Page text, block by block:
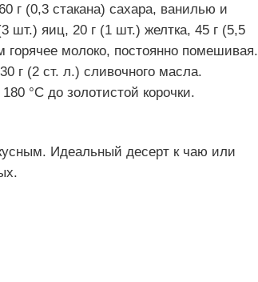
г (0,3 стакана) сахара, ванилью и
шт.) яиц, 20 г (1 шт.) желтка, 45 г (5,5
горячее молоко, постоянно помешивая.
г (2 ст. л.) сливочного масла.
°C до золотистой корочки.
Идеальный десерт к чаю или